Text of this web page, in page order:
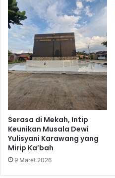
Serasa di Mekah, Intip
Keunikan Musala Dewi
Yulisyani Karawang yang
Mirip Ka’bah
9 Maret 2026